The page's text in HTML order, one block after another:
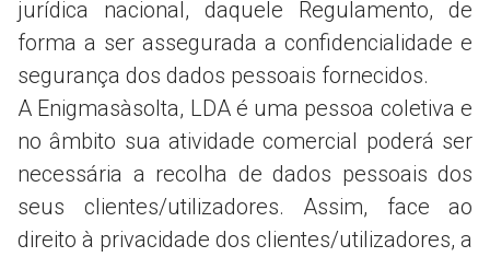
jurídica nacional, daquele Regulamento, de
forma a ser assegurada a confidencialidade e
segurança dos dados pessoais fornecidos.
A Enigmasàsolta, LDA é uma pessoa coletiva e
no âmbito sua atividade comercial poderá ser
necessária a recolha de dados pessoais dos
seus clientes/utilizadores. Assim, face ao
direito à privacidade dos clientes/utilizadores, a